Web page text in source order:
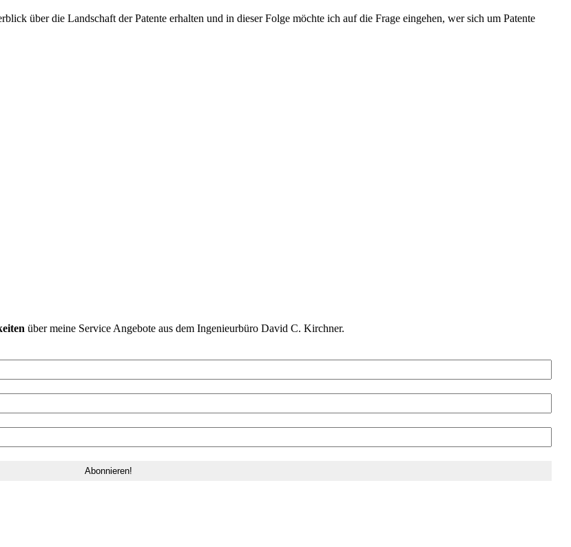
über die Landschaft der Patente erhalten und in dieser Folge möchte ich auf die Frage eingehen, wer sich um Patente
über meine Service Angebote aus dem Ingenieurbüro David C. Kirchner.